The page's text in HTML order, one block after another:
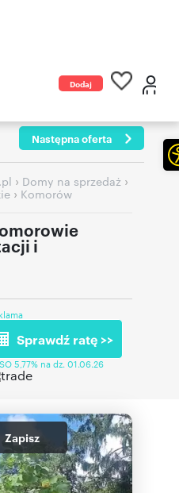
Dodaj
Następna oferta
› Domy na sprzedaż ›
› Komorów
i
Sprawdź ratę >>
5,77% na dz. 01.06.26
Zapisz